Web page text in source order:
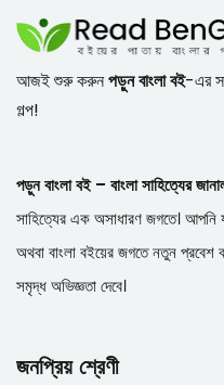
আজই শুরু করুনপড়ুন বাংলা বই-এর
গল্প!
পড়ুন বাংলা বই – বাংলা সাহিত্যের
সাহিত্যের এক অসাধারণ জগতে। আপনি
অথবা বাংলা বইয়ের জগতে নতুন প্রবেশ
সমৃদ্ধ অভিজ্ঞতা দেবে।
জনপ্রিয় শ্রেণী